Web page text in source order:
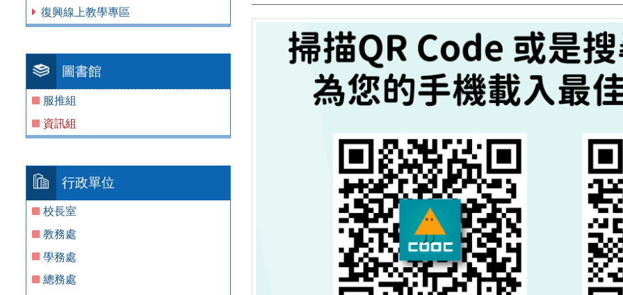
復興線上教學專區
圖書館
服推組
資訊組
行政單位
校長室
教務處
學務處
總務處